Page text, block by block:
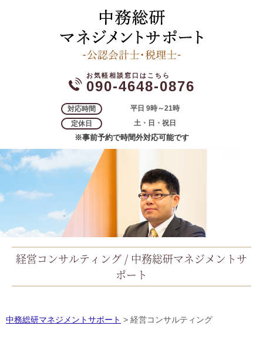
090-4648-0876
対応時間
平日 9時～21時
定休日
土・日・祝日
※事前予約で時間外対応可能です
経営コンサルティング / 中務総研マネジメントサ
ポート
中務総研マネジメントサポート > 経営コンサルティング